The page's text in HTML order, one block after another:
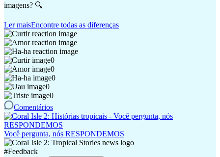
imagens? 🔍
Ler maisEncontre todas as diferenças
0
0
0
0
0
Comentários
Você pergunta, nós RESPONDEMOS
#Feedback